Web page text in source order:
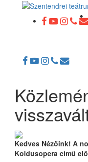
Kedves Nézőink! A
Koldusopera című